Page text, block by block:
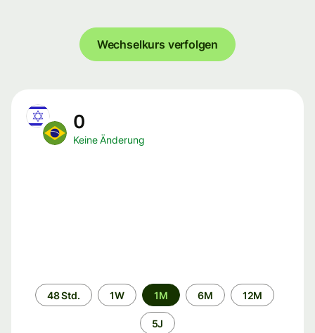
Wechselkurs verfolgen
0
Keine Änderung
Zeitraum
48 Std. 1W 1M 6M 12M
5J